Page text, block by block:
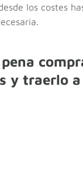
los costes
y traerlo